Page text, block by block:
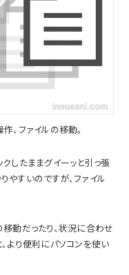
、ファイルの移動。
したままグイーッと引っ張
すいのですが、ファイル
動だったり、状況に合わせ
より便利にパソコンを使い